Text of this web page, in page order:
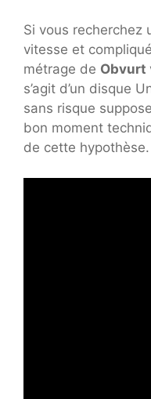
Si vous recherchez
vitesse et
métrage de Obvurt
s’agit d’un disque
sans risque
bon moment
de cette hypothèse.